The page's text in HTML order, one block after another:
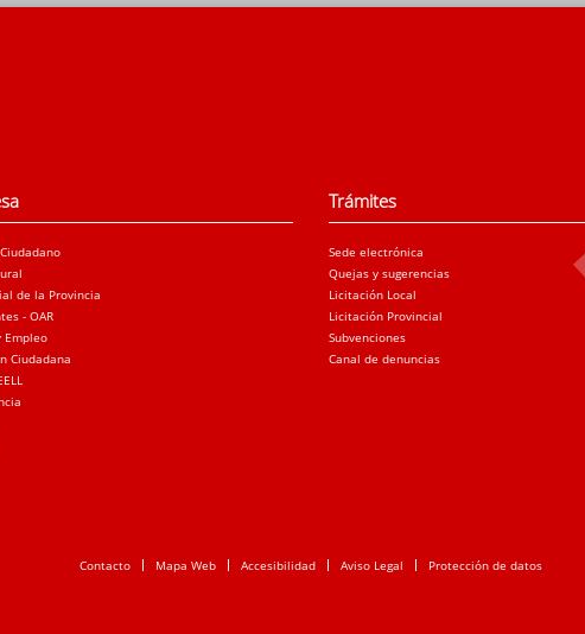
de la Provincia
- OAR
Empleo
Ciudadana
Trámites
Sede electrónica
Quejas y sugerencias
Licitación Local
Licitación Provincial
Subvenciones
Canal de denuncias
Contacto Mapa Web Accesibilidad Aviso Legal Protección de datos